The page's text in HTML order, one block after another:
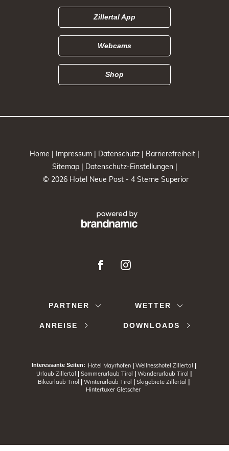
Zillertal App
Webcams
Shop
© 2026 Hotel Neue Post - 4 Sterne Superior
Home | Impressum | Datenschutz | Barrierefreiheit |
Sitemap | Datenschutz-Einstellungen |
PARTNER WETTER
ANREISE DOWNLOADS
Interessante Seiten: Hotel Mayrhofen | Wellnesshotel Zillertal |
Urlaub Zillertal | Sommerurlaub Tirol | Wanderurlaub Tirol |
Bikeurlaub Tirol | Winterurlaub Tirol | Skigebiete Zillertal |
Hintertuxer Gletscher